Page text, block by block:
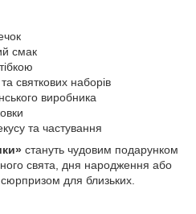
смак
святкових наборів
виробника
та частування
стануть чудовим подарунком
свята, дня народження або
для близьких.